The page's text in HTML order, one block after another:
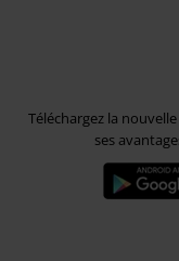
Téléchargez la
ses